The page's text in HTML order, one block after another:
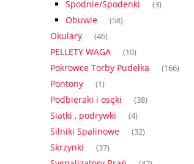
Spodnie/Spodenki (3)
Obuwie (58)
Okulary (46)
PELLETY WAGA (10)
Pokrowce Torby Pudełka (166)
Pontony (1)
Podbieraki i osęki (38)
Siatki , podrywki (4)
Silniki Spalinowe (32)
Skrzynki (37)